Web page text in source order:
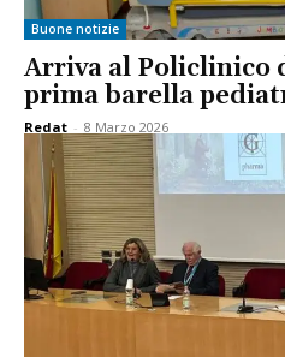
Buone notizie
Arriva al Policlinico
prima barella
Redat - 8 Marzo 2026